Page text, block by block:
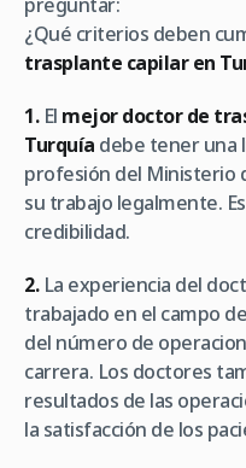
¿Qué criterios deben
trasplante capilar en
1.El mejor doctor de
Turquía debe tener una
profesión del Ministerio
su trabajo legalmente.
credibilidad.
2.La experiencia del
trabajado en el campo
del número de
carrera. Los doctores
resultados de las
la satisfacción de los